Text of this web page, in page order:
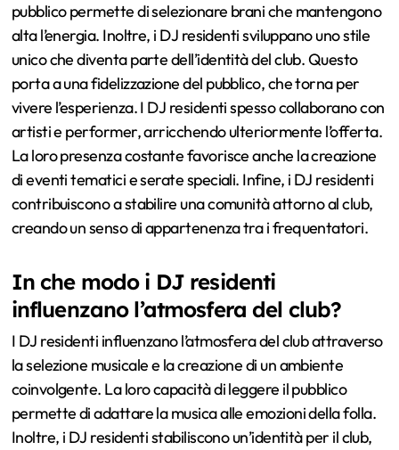
pubblico permette di selezionare brani che mantengono
alta l’energia. Inoltre, i DJ residenti sviluppano uno stile
unico che diventa parte dell’identità del club. Questo
porta a una fidelizzazione del pubblico, che torna per
vivere l’esperienza. I DJ residenti spesso collaborano con
artisti e performer, arricchendo ulteriormente l’offerta.
La loro presenza costante favorisce anche la creazione
di eventi tematici e serate speciali. Infine, i DJ residenti
contribuiscono a stabilire una comunità attorno al club,
creando un senso di appartenenza tra i frequentatori.
In che modo i DJ residenti
influenzano l’atmosfera del club?
I DJ residenti influenzano l’atmosfera del club attraverso
la selezione musicale e la creazione di un ambiente
coinvolgente. La loro capacità di leggere il pubblico
permette di adattare la musica alle emozioni della folla.
Inoltre, i DJ residenti stabiliscono un’identità per il club,